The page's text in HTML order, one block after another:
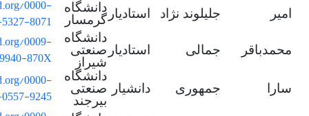
امیر جلیلوند نژاد استادیار دانشگاه
گرمسار
0000-
8071
محمدباقر جمالی استادیار
دانشگاه
صنعتی
شیراز
0009-
870X
سارا جمهوری دانشیار
دانشگاه
صنعتی
بیرجند
0000-
9245